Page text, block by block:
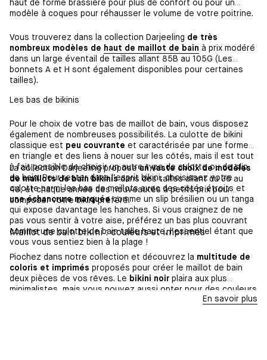
haut de forme brassière pour plus de confort ou pour un
modèle à coques pour réhausser le volume de votre poitrine.
Vous trouverez dans la collection Darjeeling de très
nombreux modèles de haut de maillot de bain à prix modéré
dans un large éventail de tailles allant 85B au 105G (Les
bonnets A et H sont également disponibles pour certaines
tailles).
Les bas de bikinis
Pour le choix de votre bas de maillot de bain, vous disposez
également de nombreuses possibilités. La culotte de bikini
classique est peu couvrante et caractérisée par une forme
en triangle et des liens à nouer sur les côtés, mais il est tout
à fait possible de choisir un autre type de culotte ou de slip
de bain. Pour rester dans l’esprit bikini, choisissez votre
culotte parmi les bas de maillots avec des côtés étroits et
une échancrure marquéecomme un slip brésilien ou un tanga
qui expose davantage les hanches. Si vous craignez de ne
pas vous sentir à votre aise, préférez un bas plus couvrant
comme une culotte de bain taille haute, l’essentiel étant que
vous vous sentiez bien à la plage !
La collection Darjeeling proposeun vaste choix de modèles
de maillots de bain bikinisdans des tailles allant du 36 au
48, et chaque année des nouveautés à petits prix pour
composer votre bikini préféré.
Maillot de bain bikini : couleurs et imprimés
Piochez dans notre collection et découvrez la multitude de
coloris et imprimés proposés pour créer le maillot de bain
deux pièces de vos rêves. Le bikini noir plaira aux plus
minimalistes, mais vous pouvez aussi opter pour des couleurs
, orange ou vert, voire
En savoir plus